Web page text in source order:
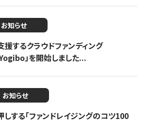
お知らせ
するクラウドファンディング
」を開始しました...
お知らせ
する「ファンドレイジングのコツ100